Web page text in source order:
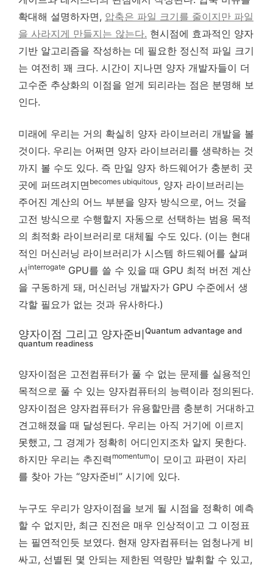
확대해 설명하자면, 압축은 파일 크기를 줄이지만 파일
을 사라지게 만들지는 않는다. 현시점에 효과적인 양자
기반 알고리즘을 작성하는 데 필요한 정신적 파일 크기
는 여전히 꽤 크다. 시간이 지나면 양자 개발자들이 더
고수준 추상화의 이점을 얻게 되리라는 점은 분명해 보
인다.
미래에 우리는 거의 확실히 양자 라이브러리 개발을 볼
것이다. 우리는 어쩌면 양자 라이브러리를 생략하는 것
까지 볼 수도 있다. 즉 만일 양자 하드웨어가 충분히 곳
곳에 퍼뜨려지면 becomes ubiquitous, 양자 라이브러리는
주어진 계산의 어느 부분을 양자 방식으로, 어느 것을
고전 방식으로 수행할지 자동으로 선택하는 범용 목적
의 최적화 라이브러리로 대체될 수도 있다. (이는 현대
적인 머신러닝 라이브러리가 시스템 하드웨어를 살펴
서interrogate GPU를 쓸 수 있을 때 GPU 최적 버전 계산
을 구동하게 돼, 머신러닝 개발자가 GPU 수준에서 생
각할 필요가 없는 것과 유사하다.)
양자이점 그리고 양자준비Quantum advantage and
quantum readiness
양자이점은 고전컴퓨터가 풀 수 없는 문제를 실용적인
목적으로 풀 수 있는 양자컴퓨터의 능력이라 정의된다.
양자이점은 양자컴퓨터가 유용할만큼 충분히 거대하고
견고해졌을 때 달성된다. 우리는 아직 거기에 이르지
못했고, 그 경계가 정확히 어디인지조차 알지 못한다.
하지만 우리는 추진력 momentum이 모이고 파편이 자리
를 찾아 가는 “양자준비” 시기에 있다.
누구도 우리가 양자이점을 보게 될 시점을 정확히 예측
할 수 없지만, 최근 진전은 매우 인상적이고 그 이정표
는 필연적인듯 보였다. 현재 양자컴퓨터는 엄청나게 비
싸고, 선별된 몇 안되는 제한된 역량만 발휘할 수 있고,